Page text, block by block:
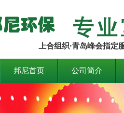
上合组织·青岛峰会指定
邦尼首页 公司简介